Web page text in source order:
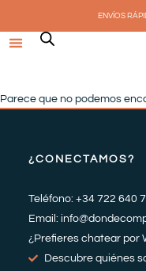
contenido
ENVÍOS
Parece que no podemos
¿CONECTAMOS?
Teléfono: +34 722 640
Email:
¿Prefieres chatear por
Descubre quiénes